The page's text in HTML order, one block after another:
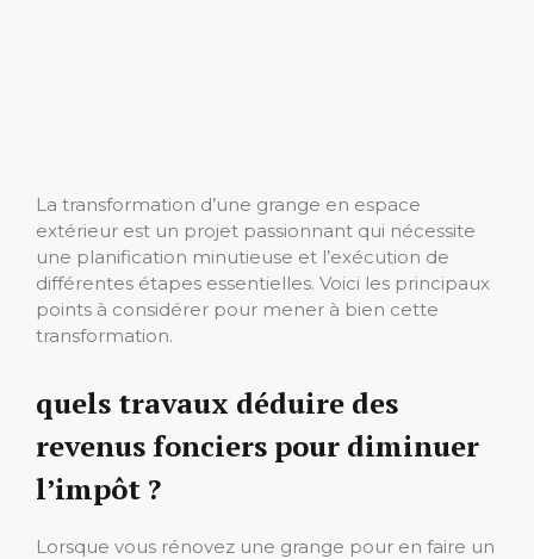
La transformation d’une grange en espace
extérieur est un projet passionnant qui nécessite
une planification minutieuse et l’exécution de
différentes étapes essentielles. Voici les principaux
points à considérer pour mener à bien cette
transformation.
quels travaux déduire des
revenus fonciers pour diminuer
l’impôt ?
Lorsque vous rénovez une grange pour en faire un